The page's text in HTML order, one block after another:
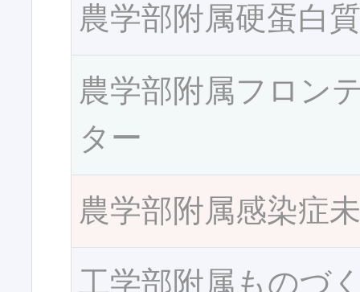
農学部附属硬蛋白
農学部附属フロン
ター
農学部附属感染症
工学部附属ものづ